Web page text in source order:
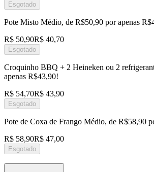
Esgotado
Pote Misto Médio, de R$50,90 por apenas
R$ 50,90R$ 40,70
Esgotado
Croquinho BBQ + 2 Heineken ou 2
apenas R$43,90!
R$ 54,70R$ 43,90
Esgotado
Pote de Coxa de Frango Médio, de R$58,90
R$ 58,90R$ 47,00
Esgotado